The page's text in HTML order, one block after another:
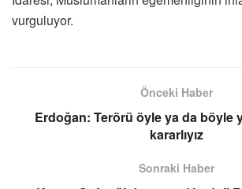
vurguluyor.
Önceki Haber
Erdoğan: Terörü öyle ya da böyle
kararlıyız
Sonraki Haber